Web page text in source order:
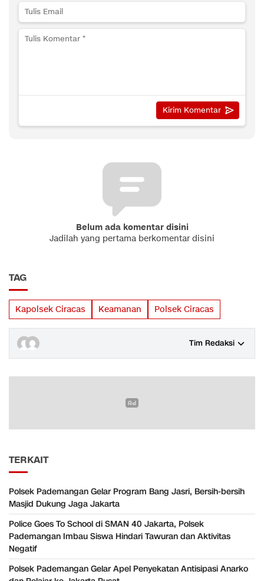
Belum ada komentar disini
Jadilah yang pertama berkomentar disini
TAG
Kapolsek Ciracas Keamanan Polsek Ciracas
Tim Redaksi
TERKAIT
Polsek Pademangan Gelar Program Bang Jasri, Bersih-bersih
Masjid Dukung Jaga Jakarta
Police Goes To School di SMAN 40 Jakarta, Polsek
Pademangan Imbau Siswa Hindari Tawuran dan Aktivitas
Negatif
Polsek Pademangan Gelar Apel Penyekatan Antisipasi Anarko